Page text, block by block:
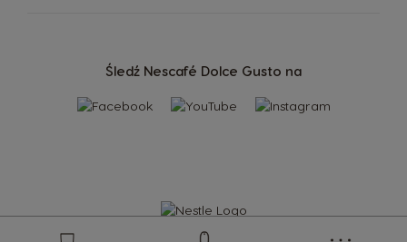
Śledź Nescafé Dolce Gusto na